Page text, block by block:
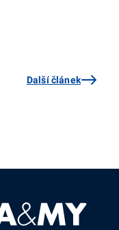
Další článek